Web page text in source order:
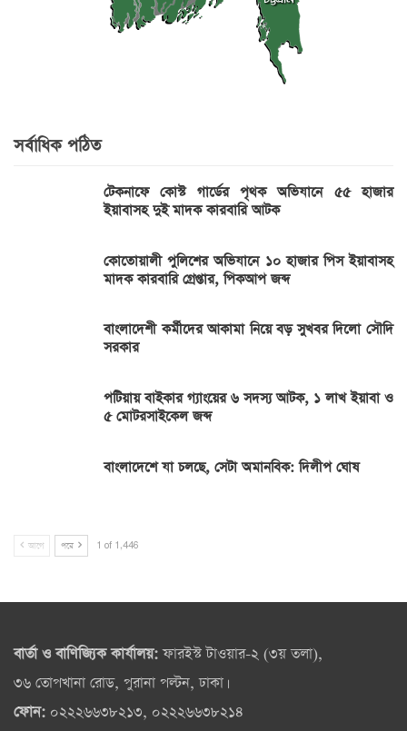
সর্বাধিক পঠিত
টেকনাফে কোস্ট গার্ডের পৃথক অভিযানে ৫৫ হাজার
ইয়াবাসহ দুই মাদক কারবারি আটক
কোতোয়ালী পুলিশের অভিযানে ১০ হাজার পিস ইয়াবাসহ
মাদক কারবারি গ্রেপ্তার, পিকআপ জব্দ
বাংলাদেশী কর্মীদের আকামা নিয়ে বড় সুখবর দিলো সৌদি
সরকার
পটিয়ায় বাইকার গ্যাংয়ের ৬ সদস্য আটক, ১ লাখ ইয়াবা ও
৫ মোটরসাইকেল জব্দ
বাংলাদেশে যা চলছে, সেটা অমানবিক: দিলীপ ঘোষ
আগে পরে 1 of 1,446
বার্তা ও বাণিজ্যিক কার্যালয়:ফারইস্ট টাওয়ার-২ (৩য় তলা),
৩৬ তোপখানা রোড, পুরানা পল্টন, ঢাকা।
ফোন: ০২২২৬৬৩৮২১৩, ০২২২৬৬৩৮২১৪